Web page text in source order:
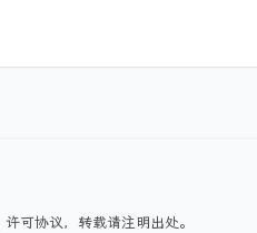
许可协议，转载请注明出处。